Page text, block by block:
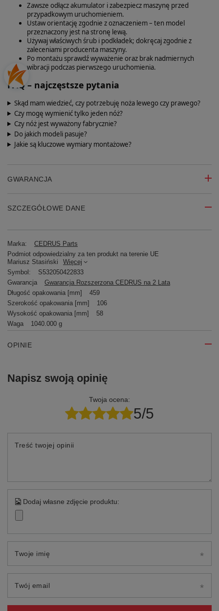
Zawsze odłącz akumulator i zabezpiecz maszynę przed
przypadkowym uruchomieniem.
Ustaw orientację zgodnie z oznaczeniem – ten model
przeznaczony jest na stronę lewą.
Używaj właściwych śrub i podkładek; dokręcaj zgodnie z
zaleceniami producenta maszyny.
Po montażu sprawdź wyważenie oraz brak nadmiernych
wibracji podczas pierwszego uruchomienia.
FAQ – najczęstsze pytania
Skąd mam wiedzieć, czy potrzebuję noża lewego czy prawego?
Czy mogę wymienić tylko jeden nóż?
Czy nóż jest wyważony fabrycznie?
Do jakich modeli pasuje?
Jakie są kluczowe wymiary montażowe?
GWARANCJA
SZCZEGÓŁOWE DANE
Marka:
CEDRUS Parts
Podmiot odpowiedzialny za ten produkt na terenie UE
Mariusz Stasiński
Więcej
Symbol:
S532050422833
Gwarancja
Gwarancja Rozszerzona CEDRUS na 2 Lata
Długość opakowania [mm]
459
Szerokość opakowania [mm]
106
Wysokość opakowania [mm]
58
Waga
1040.000 g
OPINIE
Napisz swoją opinię
Twoja ocena:
5/5
Treść twojej opinii
Dodaj własne zdjęcie produktu:
Twoje imię
Twój email